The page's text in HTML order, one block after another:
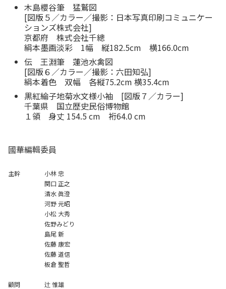
木島櫻谷筆 猛鷲図
[図版５／カラー／撮影：日本写真印刷コミュニケー
ションズ株式会社]
京都府 株式会社千總
絹本墨画淡彩 1幅 縦182.5cm 横166.0cm
伝 王淵筆 蓮池水禽図
[図版６／カラー／撮影：六田知弘]
絹本着色 双幅 各縦75.2cm 横35.4cm
黒紅綸子地菊水文様小袖 [図版７／カラー]
千葉県 国立歴史民俗博物館
１領 身丈 154.5 cm 裄64.0 cm
國華編輯委員
主幹 小林 忠
関口 正之
清水 眞澄
河野 元昭
小松 大秀
佐野みどり
島尾 新
佐藤 康宏
佐藤 道信
板倉 聖哲
顧問 辻 惟雄